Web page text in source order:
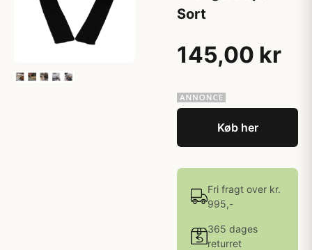
Sort
145,00 kr
Køb her
Fri fragt over kr.
995,-
365 dages
returret